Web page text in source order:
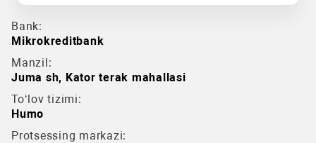
Bank:
Mikrokreditbank
Manzil:
Juma sh, Kator terak mahallasi
To‘lov tizimi:
Humo
Protsessing markazi: